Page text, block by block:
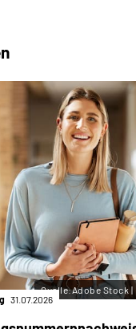
31.07.2026
Quelle:Adobe Stock